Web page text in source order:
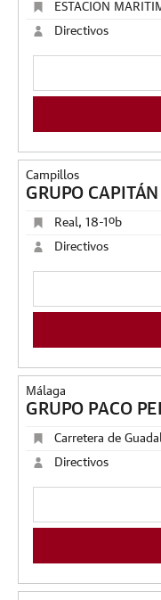
ESTACION
Directivos
Campillos
GRUPO CAPITÁN
Real, 18-1ºb
Directivos
Málaga
GRUPO PACO
Carretera de
Directivos